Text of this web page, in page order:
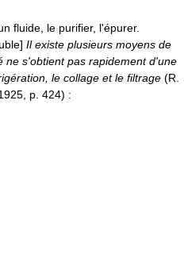
fluide, le purifier, l'épurer.
Il existe plusieurs moyens de
ne s'obtient pas rapidement d'une
le collage et le filtrage (R.
p. 424) :